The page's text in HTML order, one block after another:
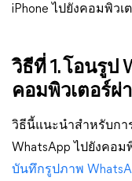
iPhone ไปยังคอมพิวเ
วิธีที่ 1. โอนรูป
คอมพิวเตอร์ผ่
วิธีนี้แนะนำสำหรับก
WhatsApp ไปยังคอ
บันทึกรูปภาพ